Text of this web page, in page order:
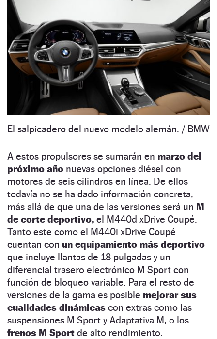
El salpicadero del nuevo modelo alemán. / BMW
A estos propulsores se sumarán en marzo del
próximo año nuevas opciones diésel con
motores de seis cilindros en línea. De ellos
todavía no se ha dado información concreta,
más allá de que una de las versiones será un M
de corte deportivo, el M440d xDrive Coupé.
Tanto este como el M440i xDrive Coupé
cuentan con un equipamiento más deportivo
que incluye llantas de 18 pulgadas y un
diferencial trasero electrónico M Sport con
función de bloqueo variable. Para el resto de
versiones de la gama es posible mejorar sus
cualidades dinámicas con extras como las
suspensiones M Sport y Adaptativa M, o los
frenos M Sport de alto rendimiento.